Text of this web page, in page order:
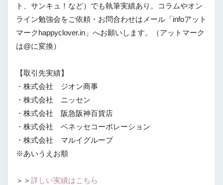
ト、サンキュ！など）でも執筆実績あり。コラムやオン
ライン勉強会をご依頼・お問合わせはメール「infoアット
マークhappyclover.in」へお願いします。（アットマーク
は@に変換）
【取引先実績】
・株式会社 ジオン商事
・株式会社 ニッセン
・株式会社 阪急阪神百貨店
・株式会社 ベネッセコーポレーション
・株式会社 マルイグループ
※あいうえお順
＞＞ 詳しい実績はこちら